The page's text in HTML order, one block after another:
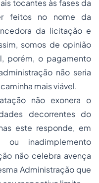
tocantes às fases da
feitos no nome da
da licitação e
somos de opinião
porém, o pagamento
não seria
mais viável.
não exonera o
decorrentes do
este responde, em
ou inadimplemento
não celebra avença
Administração que